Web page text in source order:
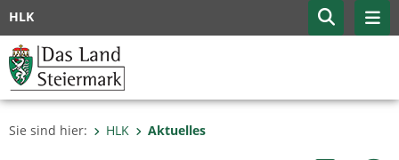
HLK
Sie sind hier: HLK Aktuelles